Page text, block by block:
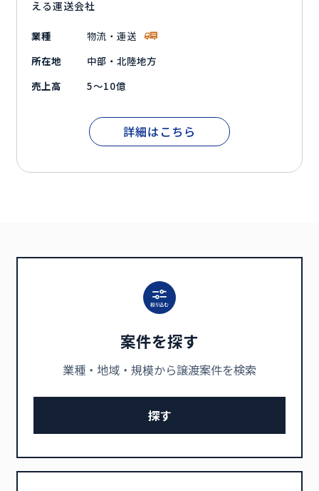
える運送会社
業種
物流・運送
所在地
中部・北陸地方
売上高
5～10億
詳細はこちら
案件を探す
業種・地域・規模から譲渡案件を検索
探す